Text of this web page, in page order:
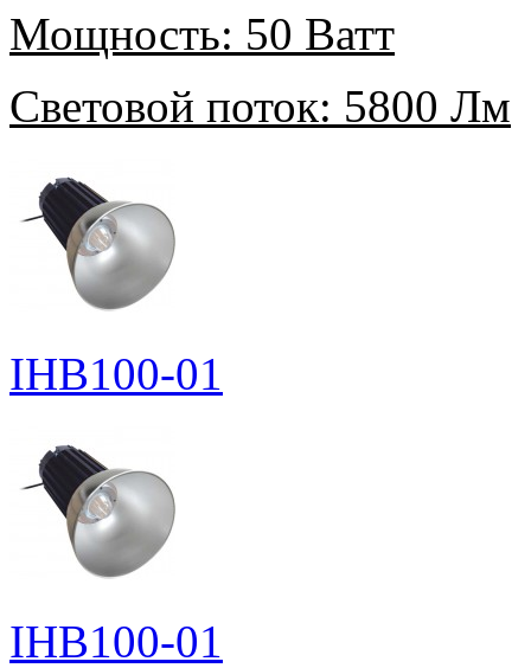
Мощность: 50 Ватт
Световой поток: 5800 Лм
IHB100-01
IHB100-01